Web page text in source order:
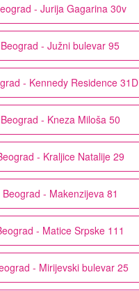
- Jurija Gagarina 30v
Beograd - Južni bulevar 95
- Kennedy Residence 31D
Beograd - Kneza Miloša 50
- Kraljice Natalije 29
Beograd - Makenzijeva 81
- Matice Srpske 111
- Mirijevski bulevar 25